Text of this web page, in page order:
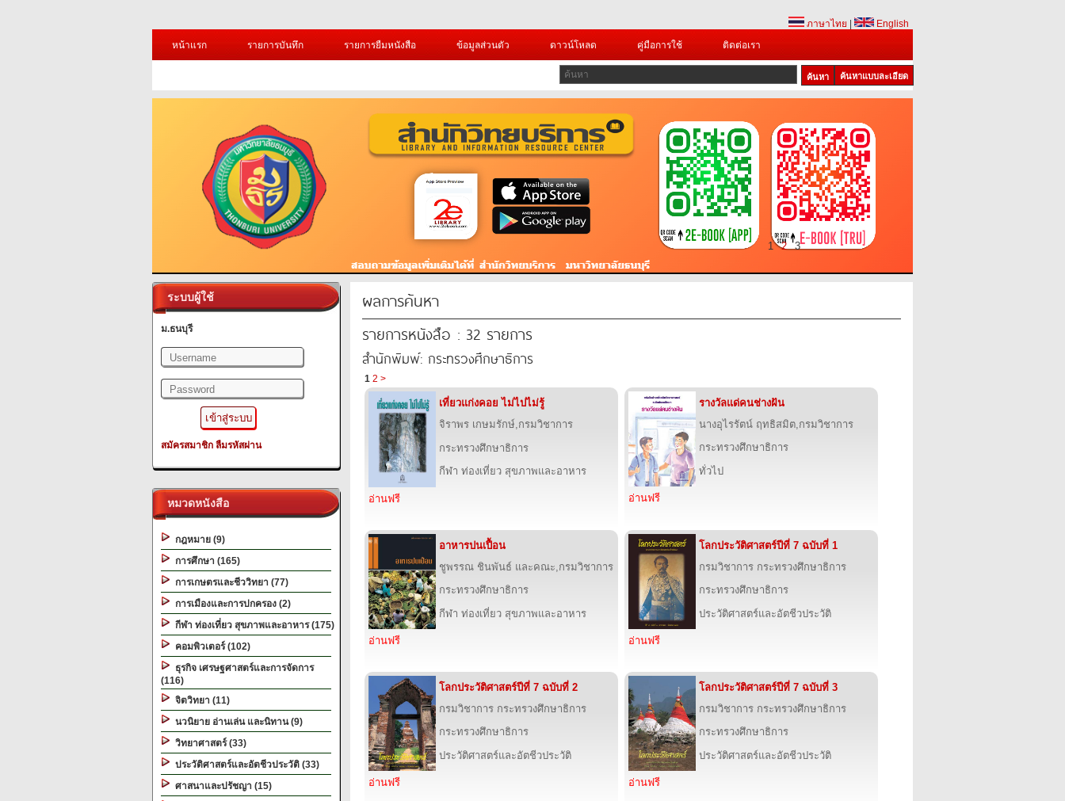
ภาษาไทย
English
หน้าแรก
รายการบันทึก รายการยืมหนังสือ ข้อมูลส่วนตัว ดาวน์โหลด คู่มือการใช้ ติดต่อเรา
ค้นหาแบบละเอียด
1 2 3
ระบบผู้ใช้
ม.ธนบุรี
สมัครสมาชิก ลืมรหัสผ่าน
หมวดหนังสือ
กฎหมาย (9)
การศึกษา (165)
การเกษตรและชีววิทยา (77)
การเมืองและการปกครอง (2)
กีฬา ท่องเที่ยว สุขภาพและอาหาร (175)
คอมพิวเตอร์ (102)
ธุรกิจ เศรษฐศาสตร์และการจัดการ
(116)
จิตวิทยา (11)
นวนิยาย อ่านเล่น และนิทาน (9)
วิทยาศาสตร์ (33)
ประวัติศาสตร์และอัตชีวประวัติ (33)
ศาสนาและปรัชญา (15)
ผลการค้นหา
รายการหนังสือ : 32 รายการ
สำนักพิมพ์: กระทรวงศึกษาธิการ
1 2 >
เที่ยวแก่งคอย ไม่ไปไม่รู้
จิราพร เกษมรักษ์,กรมวิชาการ
กระทรวงศึกษาธิการ
กีฬา ท่องเที่ยว สุขภาพและอาหาร
อ่านฟรี
รางวัลแด่คนช่างฝัน
นางอุไรรัตน์ ฤทธิสมิต,กรมวิชาการ
กระทรวงศึกษาธิการ
ทั่วไป
อ่านฟรี
อาหารปนเปื้อน
ชูพรรณ ชินพันธ์ และคณะ,กรมวิชาการ
กระทรวงศึกษาธิการ
กีฬา ท่องเที่ยว สุขภาพและอาหาร
อ่านฟรี
โลกประวัติศาสตร์ปีที่ 7 ฉบับที่ 1
กรมวิชาการ กระทรวงศึกษาธิการ
กระทรวงศึกษาธิการ
ประวัติศาสตร์และอัตชีวประวัติ
อ่านฟรี
โลกประวัติศาสตร์ปีที่ 7 ฉบับที่ 2
กรมวิชาการ กระทรวงศึกษาธิการ
กระทรวงศึกษาธิการ
ประวัติศาสตร์และอัตชีวประวัติ
อ่านฟรี
โลกประวัติศาสตร์ปีที่ 7 ฉบับที่ 3
กรมวิชาการ กระทรวงศึกษาธิการ
กระทรวงศึกษาธิการ
ประวัติศาสตร์และอัตชีวประวัติ
อ่านฟรี